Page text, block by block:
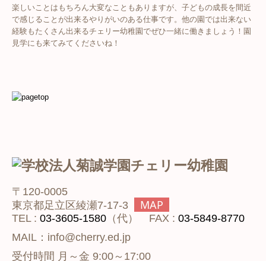
楽しいことはもちろん大変なこともありますが、子どもの成長を間近
で感じることが出来るやりがいのある仕事です。他の園では出来ない
経験もたくさん出来るチェリー幼稚園でぜひ一緒に働きましょう！園
見学にも来てみてくださいね！
〒120-0005
東京都足立区綾瀬7-17-3
MAP
TEL : 03-3605-1580 （代） FAX : 03-5849-8770
MAIL：info@cherry.ed.jp
受付時間 月～金 9:00～17:00